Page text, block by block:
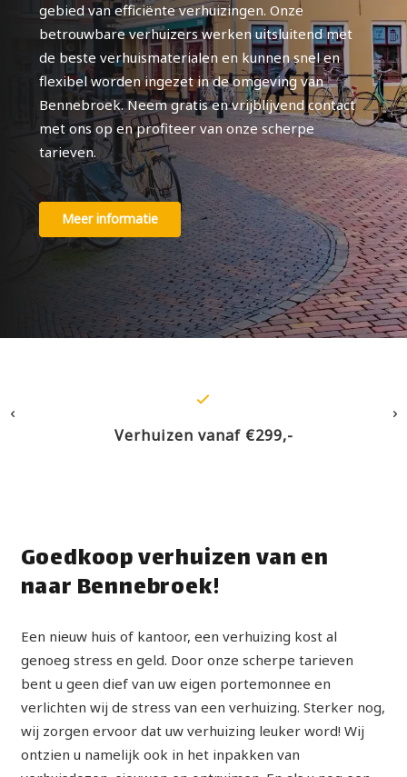
gebied van efficiënte verhuizingen. Onze
betrouwbare verhuizers werken uitsluitend met
de beste verhuismaterialen en kunnen snel en
flexibel worden ingezet in de omgeving van
Bennebroek. Neem gratis en vrijblijvend contact
met ons op en profiteer van onze scherpe
tarieven.
Meer informatie
Verhuizen vanaf €299,-
Goedkoop verhuizen van en
naar Bennebroek!
Een nieuw huis of kantoor, een verhuizing kost al
genoeg stress en geld. Door onze scherpe tarieven
bent u geen dief van uw eigen portemonnee en
verlichten wij de stress van een verhuizing. Sterker nog,
wij zorgen ervoor dat uw verhuizing leuker word! Wij
ontzien u namelijk ook in het inpakken van